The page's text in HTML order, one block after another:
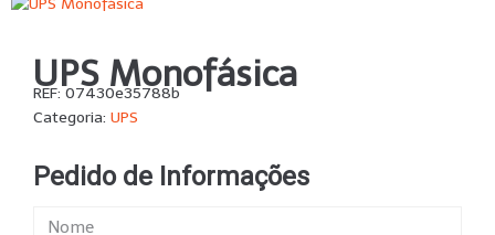
UPS Monofásica
REF: 07430e35788b
Categoria: UPS
Pedido de Informações